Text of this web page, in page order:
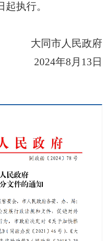
执行。
大同市人民政府
2024年8月13日